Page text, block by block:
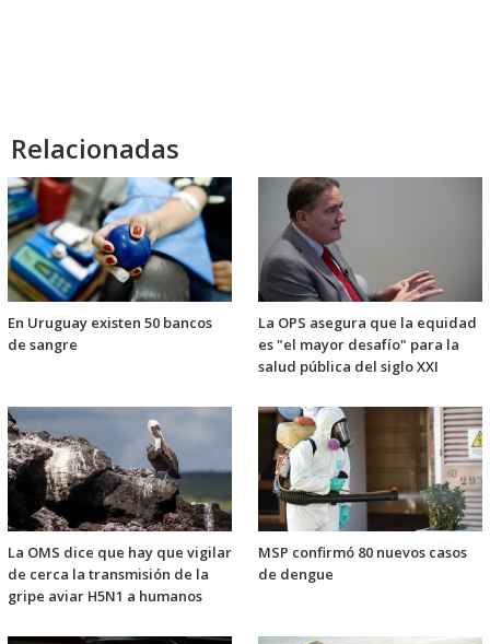
Relacionadas
En Uruguay existen 50 bancos
de sangre
La OPS asegura que la equidad
es "el mayor desafío" para la
salud pública del siglo XXI
La OMS dice que hay que vigilar
de cerca la transmisión de la
gripe aviar H5N1 a humanos
MSP confirmó 80 nuevos casos
de dengue